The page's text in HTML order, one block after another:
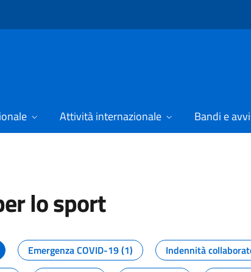
Attività internazionale Bandi e
lo sport
dal Dipartimento per lo
Emergenza COVID-19 (1) Indennità